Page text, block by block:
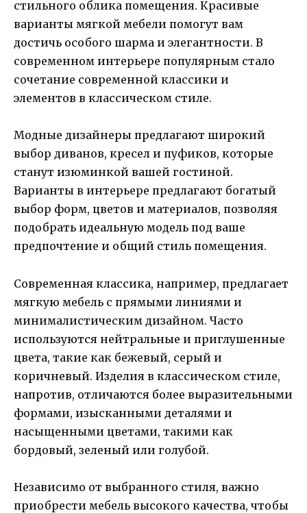
стильного облика помещения. Красивые
варианты мягкой мебели помогут вам
достичь особого шарма и элегантности. В
современном интерьере популярным стало
сочетание современной классики и
элементов в классическом стиле.
Модные дизайнеры предлагают широкий
выбор диванов, кресел и пуфиков, которые
станут изюминкой вашей гостиной.
Варианты в интерьере предлагают богатый
выбор форм, цветов и материалов, позволяя
подобрать идеальную модель под ваше
предпочтение и общий стиль помещения.
Современная классика, например, предлагает
мягкую мебель с прямыми линиями и
минималистическим дизайном. Часто
используются нейтральные и приглушенные
цвета, такие как бежевый, серый и
коричневый. Изделия в классическом стиле,
напротив, отличаются более выразительными
формами, изысканными деталями и
насыщенными цветами, такими как
бордовый, зеленый или голубой.
Независимо от выбранного стиля, важно
приобрести мебель высокого качества, чтобы